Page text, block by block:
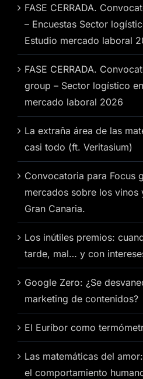
FASE CERRADA.
– Encuestas Sector
Estudio mercado laboral
FASE CERRADA.
group – Sector logístico
mercado laboral 2026
La extraña área de las
casi todo (ft. Veritasium)
Convocatoria para Focus
mercados sobre los vinos
Gran Canaria.
Los inútiles premios:
tarde, mal… y con
Google Zero: ¿Se
marketing de contenidos?
El Euríbor como
Las matemáticas del
el comportamiento